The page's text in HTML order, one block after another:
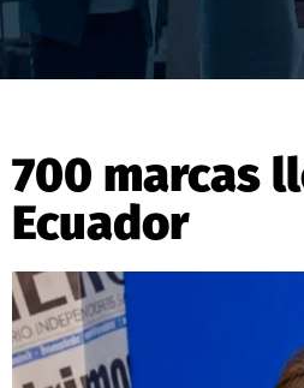
700 marcas
Ecuador